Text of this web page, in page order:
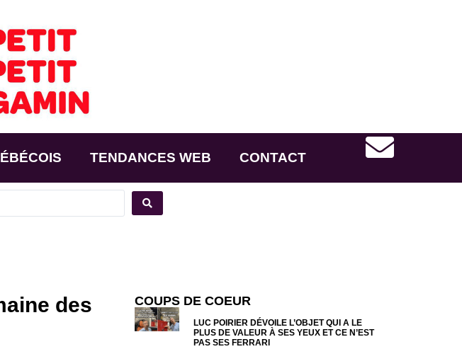
TENDANCES WEB CONTACT
des
COUPS DE COEUR
LUC POIRIER DÉVOILE L’OBJET QUI A LE
PLUS DE VALEUR À SES YEUX ET CE N’EST
PAS SES FERRARI